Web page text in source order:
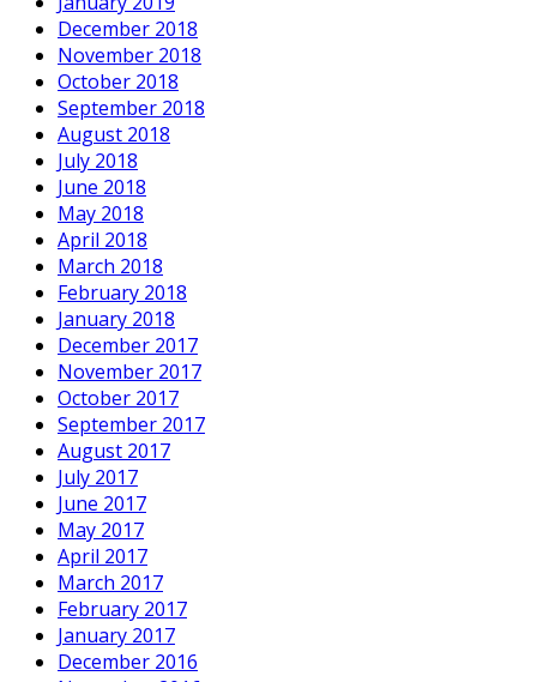
December 2018
November 2018
October 2018
September 2018
August 2018
July 2018
June 2018
May 2018
April 2018
March 2018
February 2018
January 2018
December 2017
November 2017
October 2017
September 2017
August 2017
July 2017
June 2017
May 2017
April 2017
March 2017
February 2017
January 2017
December 2016